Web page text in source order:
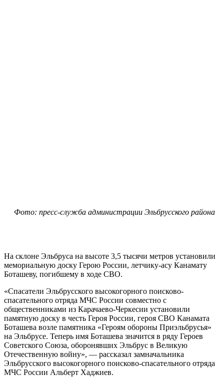
Фото: пресс-служба администрации Эльбрусского района
На склоне Эльбруса на высоте 3,5 тысячи метров установили
мемориальную доску Герою России, летчику-асу Канамату
Боташеву, погибшему в ходе СВО.
«Спасатели Эльбрусского высокогорного поисково-
спасательного отряда МЧС России совместно с
общественниками из Карачаево-Черкесии установили
памятную доску в честь Героя России, героя СВО Канамата
Боташева возле памятника «Героям обороны Приэльбрусья»
на Эльбрусе. Теперь имя Боташева значится в ряду Героев
Советского Союза, оборонявших Эльбрус в Великую
Отечественную войну», — рассказал замначальника
Эльбрусского высокогорного поисково-спасательного отряда
МЧС России Альберт Хаджиев.